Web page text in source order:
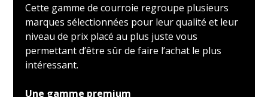
Cette gamme de courroie regroupe plusieurs
marques sélectionnées pour leur qualité et leur
niveau de prix placé au plus juste vous
permettant d’être sûr de faire l’achat le plus
intéressant.
Une gamme premium